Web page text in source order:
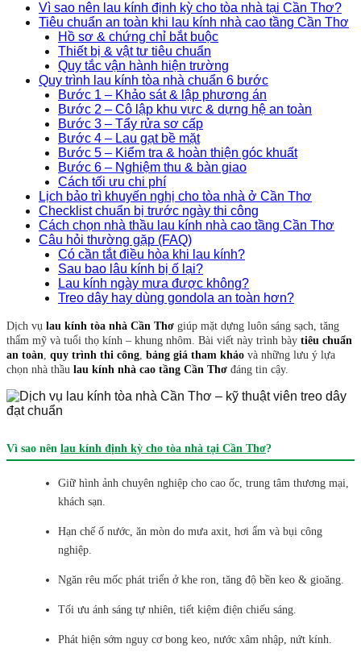
Vì sao nên lau kính định kỳ cho tòa nhà tại Cần Thơ?
Tiêu chuẩn an toàn khi lau kính nhà cao tầng Cần Thơ
Hồ sơ & chứng chỉ bắt buộc
Thiết bị & vật tư tiêu chuẩn
Quy tắc vận hành hiện trường
Quy trình lau kính tòa nhà chuẩn 6 bước
Bước 1 – Khảo sát & lập phương án
Bước 2 – Cô lập khu vực & dựng hệ an toàn
Bước 3 – Tẩy rửa sơ cấp
Bước 4 – Lau gạt bề mặt
Bước 5 – Kiểm tra & hoàn thiện góc khuất
Bước 6 – Nghiệm thu & bàn giao
Cách tối ưu chi phí
Lịch bảo trì khuyến nghị cho tòa nhà ở Cần Thơ
Checklist chuẩn bị trước ngày thi công
Cách chọn nhà thầu lau kính nhà cao tầng Cần Thơ
Câu hỏi thường gặp (FAQ)
Có cần tắt điều hòa khi lau kính?
Sau bao lâu kính bị ố lại?
Lau kính ngày mưa được không?
Treo dây hay dùng gondola an toàn hơn?
Dịch vụ lau kính tòa nhà Cần Thơ giúp mặt dựng luôn sáng sạch, tăng
thẩm mỹ và tuổi thọ kính – khung nhôm. Bài viết này trình bày tiêu chuẩn
an toàn, quy trình thi công, bảng giá tham khảo và những lưu ý lựa
chọn nhà thầu lau kính nhà cao tầng Cần Thơ đáng tin cậy.
Vì sao nên lau kính định kỳ cho tòa nhà tại Cần Thơ?
Giữ hình ảnh chuyên nghiệp cho cao ốc, trung tâm thương mại,
khách sạn.
Hạn chế ố nước, ăn mòn do mưa axit, hơi ẩm và bụi công
nghiệp.
Ngăn rêu mốc phát triển ở khe ron, tăng độ bền keo & gioăng.
Tối ưu ánh sáng tự nhiên, tiết kiệm điện chiếu sáng.
Phát hiện sớm nguy cơ bong keo, nước xâm nhập, nứt kính.